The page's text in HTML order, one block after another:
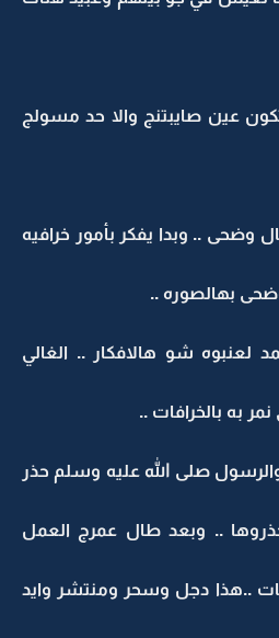
عين صايبتنج والا حد مسولج
.. وبدا يفكر بأمور خرافيه
بهالصوره ..
شو هالافكار .. الغالي
به بالخرافات ..
صلى الله عليه وسلم حذر
.. وبعد طال عمرج العمل
..هذا دجل وسحر ومنتشر وايد